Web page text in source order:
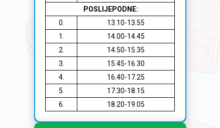
POSLIJEPODNE:
0.
13.10-13.55
1.
14.00-14.45
2.
14.50-15.35
3.
15.45-16.30
4.
16.40-17.25
5.
17.30-18.15
6.
18.20-19.05